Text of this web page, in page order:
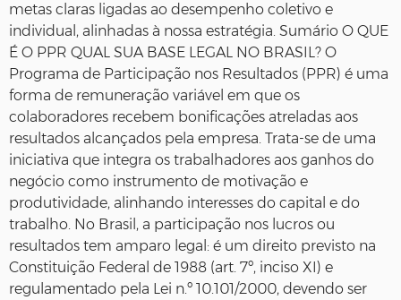
metas claras ligadas ao desempenho coletivo e
individual, alinhadas à nossa estratégia. Sumário O QUE
É O PPR QUAL SUA BASE LEGAL NO BRASIL? O
Programa de Participação nos Resultados (PPR) é uma
forma de remuneração variável em que os
colaboradores recebem bonificações atreladas aos
resultados alcançados pela empresa. Trata-se de uma
iniciativa que integra os trabalhadores aos ganhos do
negócio como instrumento de motivação e
produtividade, alinhando interesses do capital e do
trabalho. No Brasil, a participação nos lucros ou
resultados tem amparo legal: é um direito previsto na
Constituição Federal de 1988 (art. 7º, inciso XI) e
regulamentado pela Lei n.º 10.101/2000, devendo ser